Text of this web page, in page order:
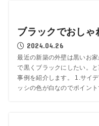
ブラックでおしゃ
2024.04.26
最近の新築の外壁は黒いお
で黒くブラックにしたい。
事例を紹介します。 1.サイ
ッシの色が白なのでポイント